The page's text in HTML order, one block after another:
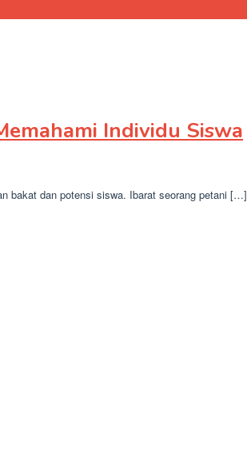
Individu Siswa
bakat dan potensi siswa. Ibarat seorang petani […]